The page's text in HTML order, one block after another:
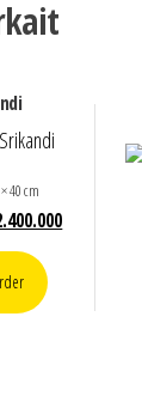
40 cm